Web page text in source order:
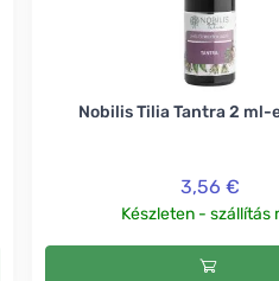
Nobilis Tilia Tantra 2 ml-
3,56 €
Készleten - szállítás